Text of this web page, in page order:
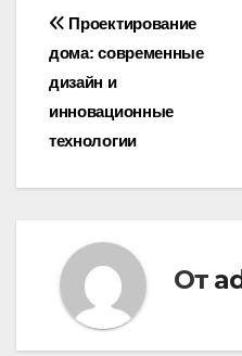
Навигация
по
записям
Проектирование
дома: современные
дизайн и
инновационные
технологии
От